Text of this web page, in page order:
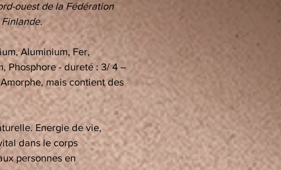
ouest de la Fédération
Aluminium, Fer,
Phosphore - dureté : 3/ 4 –
mais contient des
Energie de vie,
dans le corps
personnes en